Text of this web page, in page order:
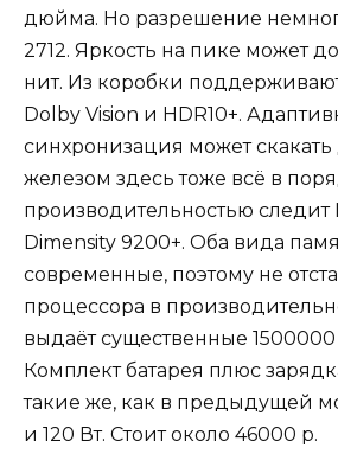
дюйма. Но разрешение
2712. Яркость на пике может
нит. Из коробки
Dolby Vision и HDR10+.
синхронизация может скакать
железом здесь тоже всё в
производительностью следит
Dimensity 9200+. Оба вида
современные, поэтому не
процессора в
выдаёт существенные
Комплект батарея плюс
такие же, как в предыдущей
и 120 Вт. Стоит около 46000 р.